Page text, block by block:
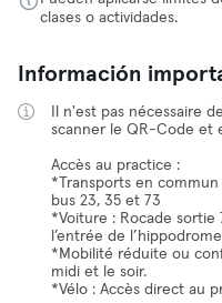
clases o actividades.
Información
Il n'est pas nécessaire
scanner le QR-Code et
Accès au practice :
*Transports en commun
bus 23, 35 et 73
*Voiture : Rocade sortie
l’entrée de
*Mobilité réduite ou
midi et le soir.
*Vélo : Accès direct au